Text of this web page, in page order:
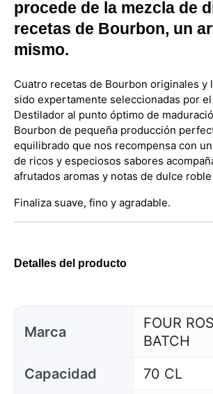
procede de la mezcla de
recetas de Bourbon, un
mismo.
Cuatro recetas de Bourbon originales y
sido expertamente seleccionadas por
Destilador al punto óptimo de
Bourbon de pequeña producción
equilibrado que nos recompensa con
de ricos y especiosos sabores
afrutados aromas y notas de dulce
Finaliza suave, fino y agradable.
Detalles del producto
Marca
FOUR
BATCH
Capacidad
70 CL